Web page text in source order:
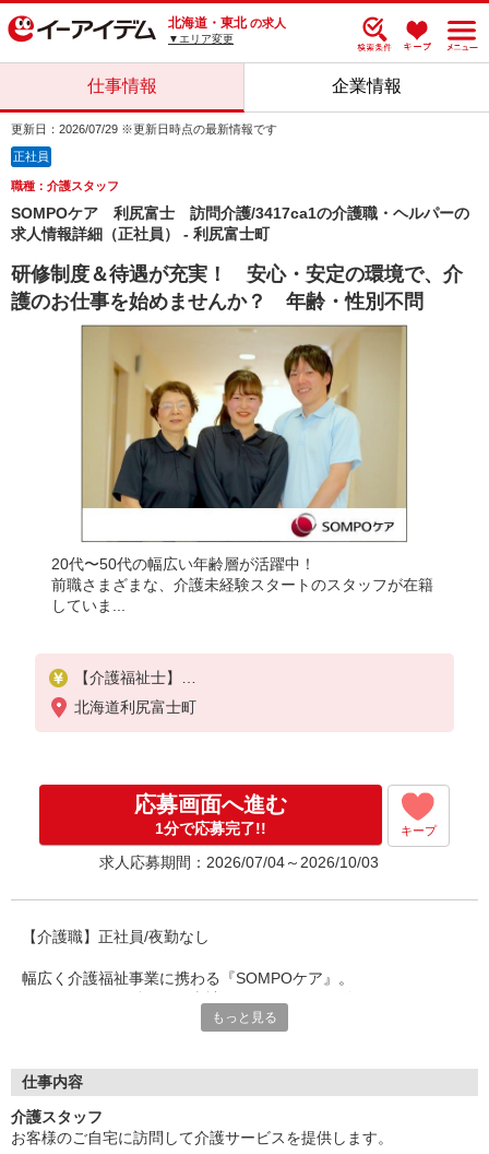
北海道・東北 の求人
▼エリア変更
仕事情報 企業情報
更新日：2026/07/29 ※更新日時点の最新情報です
正社員
職種：介護スタッフ
SOMPOケア 利尻富士 訪問介護/3417ca1の介護職・ヘルパーの
求人情報詳細（正社員） - 利尻富士町
研修制度＆待遇が充実！ 安心・安定の環境で、介
護のお仕事を始めませんか？ 年齢・性別不問
20代〜50代の幅広い年齢層が活躍中！
前職さまざまな、介護未経験スタートのスタッフが在籍
していま...
【介護福祉士】
月給：224,000円
年収例：310万円〜
月給：200,000円
年収例：280万円〜
【初任者研修】
月給：194,000円
※職務手当、働きがい向上手当、日祝手当（月平均2
回分）等、毎月平均的に支払われる手当を含みます
。
※介護福祉士のみ、特別職務手当も含む
◎残業時は別途時間外手当支給（超過1分〜）
◎賞与 基本給2.08ヶ月分/年支給
北海道利尻富士町
応募画面へ進む
1分で応募完了!! キープ
求人応募期間：2026/07/04～2026/10/03
【介護職】正社員/夜勤なし
幅広く介護福祉事業に携わる『SOMPOケア』。
新人研修やOJT、その他さまざまな社内研修を実施。
ブランクのある方も未経験の方もご安心ください。
更なるスキルアップを目指す経験者にもオススメです！
もっと見る
仕事内容
介護スタッフ
お客様のご自宅に訪問して介護サービスを提供します。